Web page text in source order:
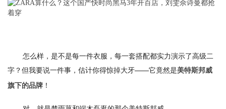
怎么样，是不是每一件衣服，每一套搭配都实力演示了高级二
字？但我要说一件事，估计你得惊掉大牙——它竟然是美特斯邦威
旗下的品牌 ！